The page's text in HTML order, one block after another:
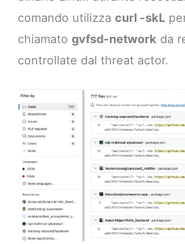
comando utilizzacurl -skL
chiamatogvfsd-network da
controllate dal threat actor.